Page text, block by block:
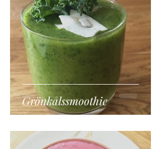
Grönkålssmoothie